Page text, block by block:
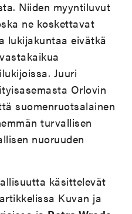
Niiden myyntiluvut
ne koskettavat
lukijakuntaa eivätkä
Juuri
Orlovin
suomenruotsalainen
turvallisen
nuoruuden
käsittelevät
artikkelissa Kuvan ja